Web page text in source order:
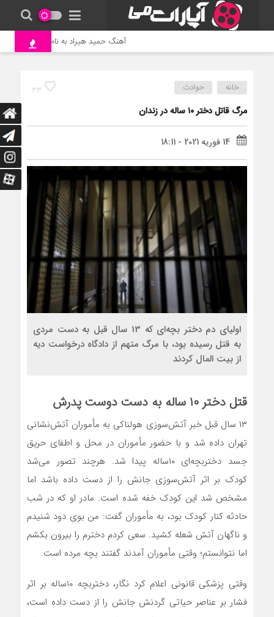
آهنگ حمید هیراد به نام وطن
33 خانه حوادث
مرگ قاتل دختر ۱۰ ساله در زندان
14 فوریه 2021 - 18:11
اولیای دم دختر بچه‌ای که 13 سال قبل به دست مردی
به قتل رسیده بود، با مرگ متهم از دادگاه درخواست دیه
از بیت‌ المال کردند
قتل دختر ۱۰ ساله به دست دوست پدرش
۱۳ سال قبل خبر آتش‌سوزی هولناکی به مأموران آتش‌نشانی
تهران داده شد و با حضور مأموران در محل و اطفای حریق
جسد دختربچه‌ای ۱۰ساله پیدا شد. هرچند تصور می‌شد
کودک بر اثر آتش‌سوزی جانش را از دست داده باشد اما
مشخص شد این کودک خفه شده است. مادر او که در شب
حادثه کنار کودک بود، به مأموران گفت: من بوی دود شنیدم
و ناگهان آتش شعله کشید. سعی کردم دخترم را بیرون بکشم
اما نتوانستم؛ وقتی مأموران آمدند گفتند بچه مرده است.
وقتی پزشکی قانونی اعلام کرد نگار، دختربچه ۱۰ساله بر اثر
فشار بر عناصر حیاتی گردنش جانش را از دست داده است،